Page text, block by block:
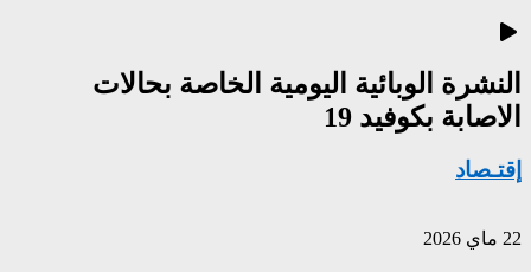
النشرة الوبائية اليومية الخاصة بحالات
الاصابة بكوفيد 19
إقتـصاد
22 ماي 2026